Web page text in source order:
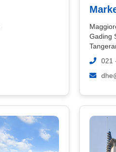
Gading
021